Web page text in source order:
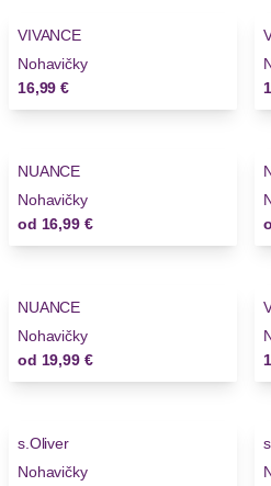
VIVANCE
Nohavičky
16,99 €
Novinky
NUANCE
Nohavičky
od 16,99 €
Novinky
NUANCE
Nohavičky
od 19,99 €
Novinky
s.Oliver
Nohavičky